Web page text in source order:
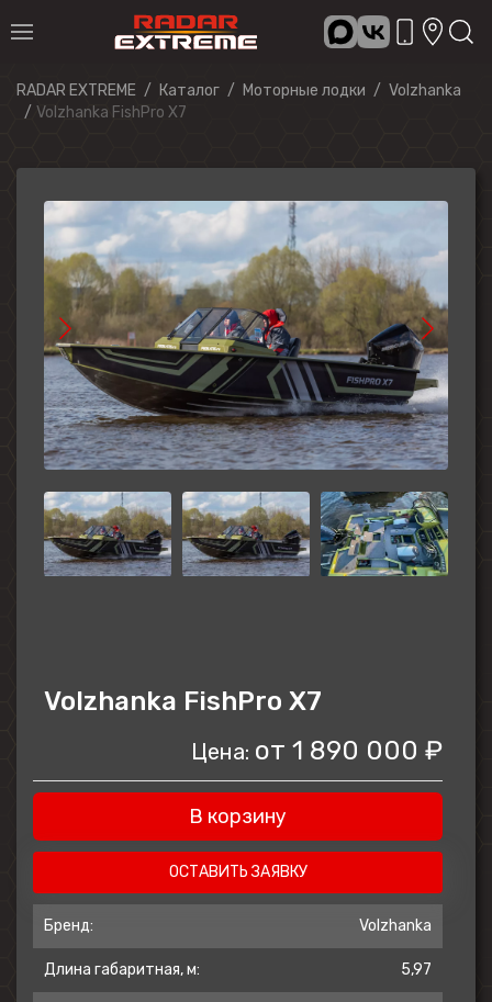
RADAR EXTREME Каталог Моторные лодки
Volzhanka
Volzhanka FishPro X7
Volzhanka FishPro X7
Цена: от 1 890 000 ₽
В корзину
ОСТАВИТЬ ЗАЯВКУ
Бренд: Volzhanka
Длина габаритная, м: 5,97